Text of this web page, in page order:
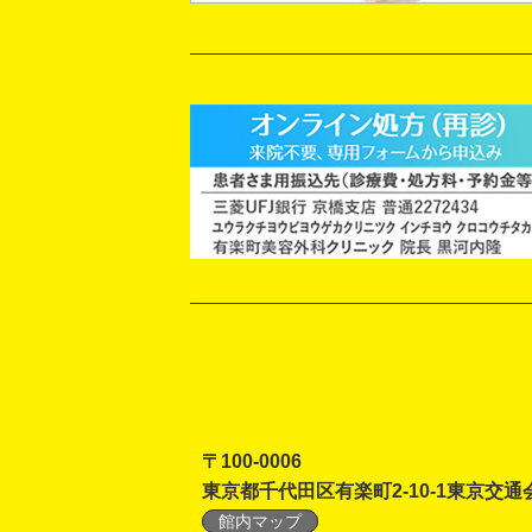
〒100-0006
東京都千代田区有楽町2-10-1東京交通
館内マップ